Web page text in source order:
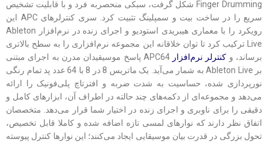
Finger Drumming شکل گرفت، سبکی منحصربه فرد و با قابلیت تشخیص
سریع را در ساخت بیت و سمپلینگ تثبیت کرد. سری کنترلرهای APC این
رویکرد را با معماری هیبریدی استودیو و اجرای زنده در نرم‌افزار Ableton
Live ترکیب کرد تا توان خلاقانه این مجموعه نرم‌افزاری را به سطح بالاتری
برساند، و کنترلر نرم‌افزار
APC64 پاسخ موسیقیدان مدرن به اجرای مبتنی
بر Ableton Live به شمار می‌آید. یک ماتریس 8 در 8 با 64 عدد پد تمام رنگی
نورپردازی شده، حساسیت به شدت ضربه و افترتاچ پلی‌فونیک را ارائه
می‌دهد و مجموعه‌ای از دکمه‌های چند حالته در اطراف آن، ابزارهای کامل و
دقیقی را برای ناوبری و اجرای زنده در اختیار شما قرار می‌دهد. متخصصان
اتفاق نظر دارند که نوارهای لمسی تازه اضافه شده و کاملا قابل تخصیص،
تحول بزرگی در قدرت بیان موسیقایی ایجاد می‌کنند؛ این نوارها کنترل پیوسته